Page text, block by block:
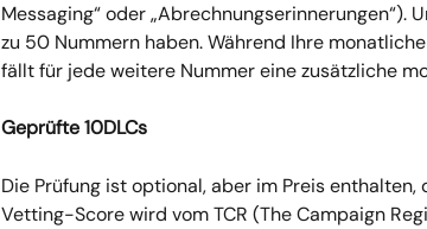
Messaging“ oder „Abrechnungserinnerungen“).
zu 50 Nummern haben. Während Ihre
fällt für jede weitere Nummer eine zusätzliche
Geprüfte 10DLCs
Die Prüfung ist optional, aber im Preis enthalten,
Vetting-Score wird vom TCR (The Campaign